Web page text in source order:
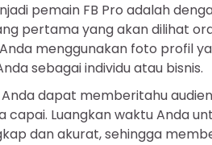
pemain FB Pro adalah
pertama yang akan dilihat
menggunakan foto profil
sebagai individu atau bisnis.
dapat memberitahu
capai. Luangkan waktu Anda
dan akurat, sehingga